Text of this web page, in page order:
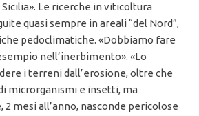
Le ricerche in viticoltura
quasi sempre in areali “del Nord”,
pedoclimatiche. «Dobbiamo fare
nell’inerbimento». «Lo
i terreni dall’erosione, oltre che
microrganismi e insetti, ma
mesi all’anno, nasconde pericolose